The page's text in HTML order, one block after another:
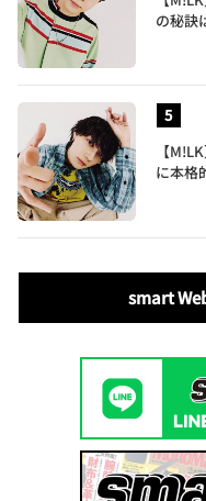
の秘訣
【
に本格
smart